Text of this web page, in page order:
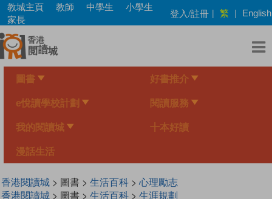
Skip
main
content
教城主頁 教師 中學生
小學生
家長
登入/註冊 | 繁 | English
圖書 好書推介
e悅讀學校計劃 閱讀服務
我的閱讀城 十本好讀
漫話生活
香港閱讀城> 圖書 > 生活百科> 心理勵志
香港閱讀城> 圖書 > 生活百科> 生涯規劃